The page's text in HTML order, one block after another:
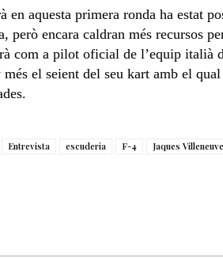
aquesta primera ronda ha estat
però encara caldran més recursos
com a pilot oficial de l’equip italià
més el seient del seu kart amb el
Entrevista escuderia F-4 Jaques Villeneuve